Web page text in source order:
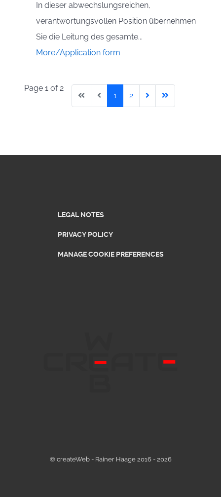
In dieser abwechslungsreichen,
verantwortungsvollen Position übernehmen
Sie die Leitung des gesamte...
More/Application form
Page 1 of 2
1 2
LEGAL NOTES
PRIVACY POLICY
MANAGE COOKIE PREFERENCES
© createWeb - Rainer Haage 2016 - 2026